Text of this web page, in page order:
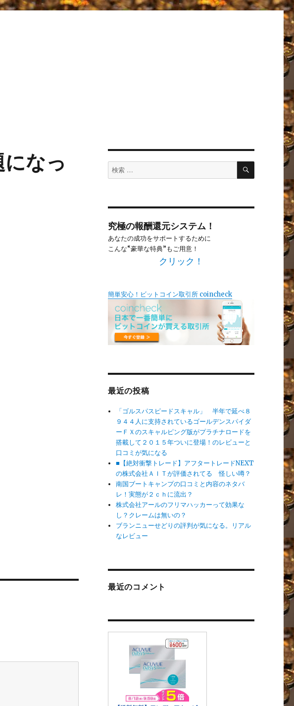
なっ
検
索
検
究極の報酬還元システム！
あなたの成功をサポートするために
こんな“豪華な特典”もご用意！
クリック！
簡単安心！ビットコイン取引所 coincheck
最近の投稿
「ゴルスパスピードスキャル」 半年で延べ８
９４４人に支持されているゴールデンスパイダ
ーＦＸのスキャルピング版がプラチナロードを
搭載して２０１５年ついに登場！のレビューと
口コミが気になる
■【絶対衝撃トレード】アフタートレードNEXT
の株式会社ＡＩＴが評価されてる 怪しい噂？
南国ブートキャンプの口コミと内容のネタバ
レ！実態が２ｃｈに流出？
株式会社アールのフリマハッカーって効果な
し？クレームは無いの？
ブランニューせどりの評判が気になる。リアル
なレビュー
最近のコメント